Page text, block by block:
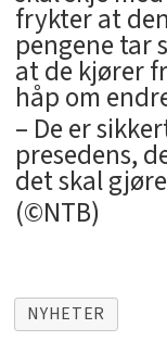
frykter at
pengene tar
at de kjører
håp om
– De er
presedens,
det skal
(©NTB)
NYHETER